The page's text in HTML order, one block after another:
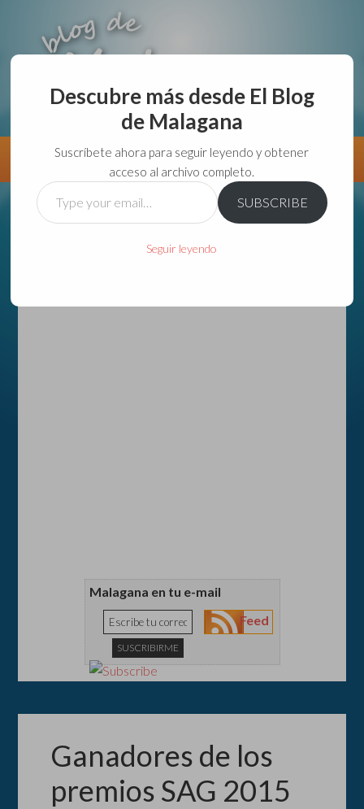
aunque lo haga de malas lo hago....
Información Directorio VivirGuadalajara
Malagana en tu e-mail
Feed
Ganadores de los
premios SAG 2015
Descubre más desde El Blog
de Malagana
Suscríbete ahora para seguir leyendo y obtener
acceso al archivo completo.
Type
your
SUBSCRIBE
Seguir leyendo